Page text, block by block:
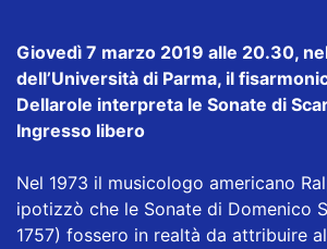
Giovedì 7 marzo 2019 alle 20.30,
dell’Università di Parma, il
Dellarole interpreta le Sonate di
Ingresso libero
Nel 1973 il musicologo americano
ipotizzò che le Sonate di Domenico
1757) fossero in realtà da attribuire